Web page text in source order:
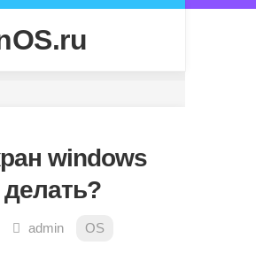
windows
admin OS